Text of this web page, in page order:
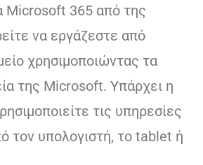
Microsoft 365 από της
να εργάζεστε από
χρησιμοποιώντας τα
της Microsoft. Υπάρχει η
τις υπηρεσίες
τον υπολογιστή, το tablet ή